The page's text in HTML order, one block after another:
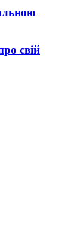
свій